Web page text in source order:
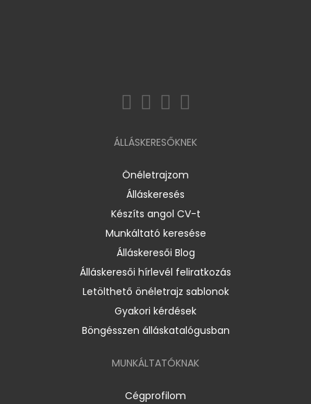
ÁLLÁSKERESŐKNEK
Önéletrajzom
Álláskeresés
Készíts angol CV-t
Munkáltató keresése
Álláskeresői Blog
Álláskeresői hírlevél feliratkozás
Letölthető önéletrajz sablonok
Gyakori kérdések
Böngésszen álláskatalógusban
MUNKÁLTATÓKNAK
Cégprofilom